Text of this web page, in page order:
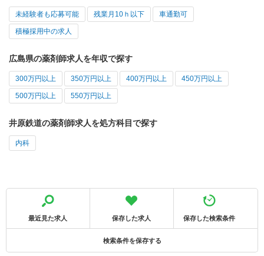
未経験者も応募可能 残業月10ｈ以下 車通勤可
積極採用中の求人
広島県の薬剤師求人を年収で探す
300万円以上 350万円以上 400万円以上 450万円以上
500万円以上 550万円以上
井原鉄道の薬剤師求人を処方科目で探す
内科
最近見た求人 保存した求人 保存した検索条件
検索条件を保存する